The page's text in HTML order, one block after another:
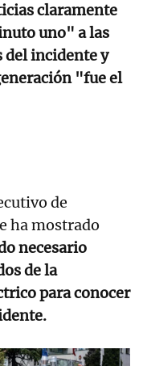
claramente
uno" a las
del incidente y
"fue el
de
ha mostrado
necesario
de la
para conocer